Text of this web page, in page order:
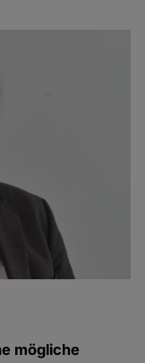
mögliche